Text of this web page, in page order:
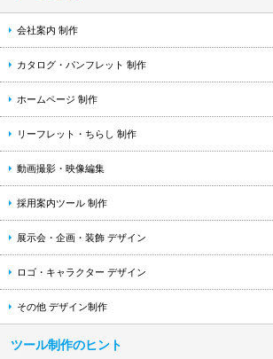
会社案内 制作
カタログ・パンフレット 制作
ホームページ 制作
リーフレット・ちらし 制作
動画撮影・映像編集
採用案内ツール 制作
展示会・企画・装飾 デザイン
ロゴ・キャラクター デザイン
その他 デザイン制作
ツール制作のヒント